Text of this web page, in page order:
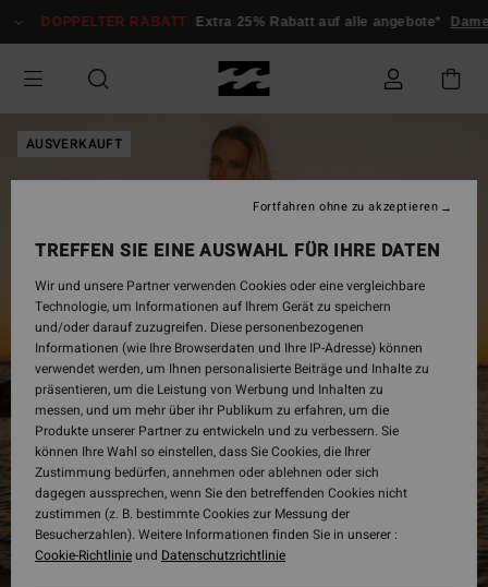
zur
springen
DOPPELTER RABATT Extra 25% Rabatt auf alle angebote* Damen
AUSVERKAUFT
TREFFEN SIE EINE AUSWAHL FÜR IHRE DATEN
Wir und unsere Partner verwenden Cookies oder eine vergleichbare
Technologie, um Informationen auf Ihrem Gerät zu speichern
und/oder darauf zuzugreifen. Diese personenbezogenen
Informationen (wie Ihre Browserdaten und Ihre IP-Adresse) können
verwendet werden, um Ihnen personalisierte Beiträge und Inhalte zu
präsentieren, um die Leistung von Werbung und Inhalten zu
messen, und um mehr über ihr Publikum zu erfahren, um die
Produkte unserer Partner zu entwickeln und zu verbessern. Sie
können Ihre Wahl so einstellen, dass Sie Cookies, die Ihrer
Zustimmung bedürfen, annehmen oder ablehnen oder sich
dagegen aussprechen, wenn Sie den betreffenden Cookies nicht
zustimmen (z. B. bestimmte Cookies zur Messung der
Besucherzahlen). Weitere Informationen finden Sie in unserer :
Cookie-Richtlinieund Datenschutzrichtlinie
Fortfahren ohne zu akzeptieren